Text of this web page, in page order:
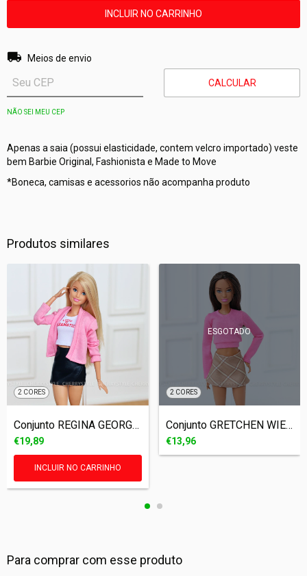
Entregas para o CEP:
Meios de envio
CALCULAR
NÃO SEI MEU CEP
Apenas a saia (possui elasticidade, contem velcro importado) veste
bem Barbie Original, Fashionista e Made to Move
*Boneca, camisas e acessorios não acompanha produto
Produtos similares
2 CORES
Conjunto REGINA GEORGE (BARBIE - 1/6)
€19,89
INCLUIR NO CARRINHO
ESGOTADO
2 CORES
Conjunto GRETCHEN WIENERS (BARBIE - 1/6)
€13,96
Para comprar com esse produto